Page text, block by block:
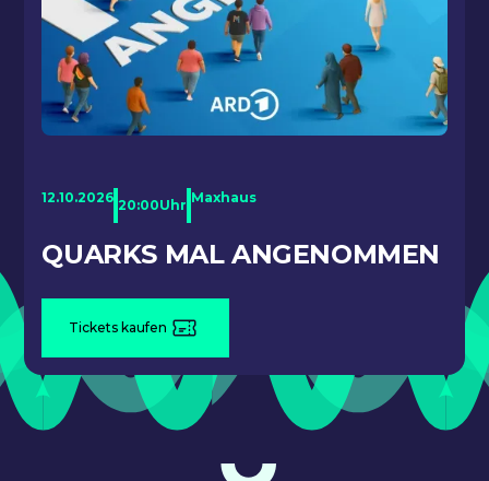
12.10.2026 20:00Uhr Maxhaus
QUARKS MAL ANGENOMMEN
Tickets kaufen